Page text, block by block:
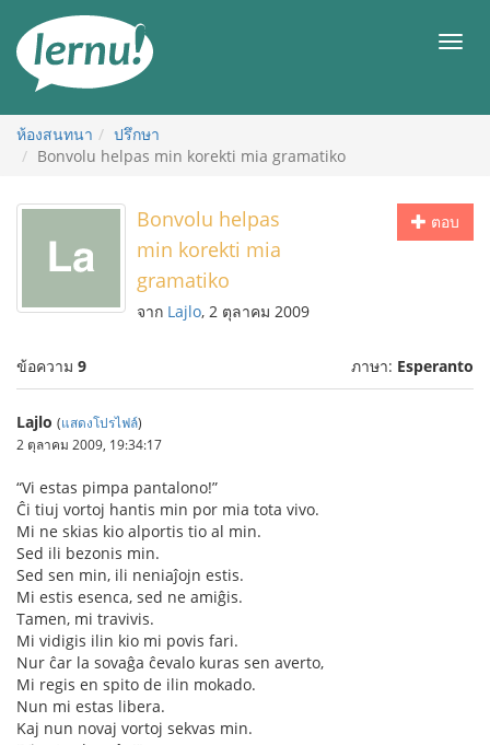
สารบัญ
เมนู
ห้องสนทนา
ปรึกษา
Bonvolu helpas min korekti mia gramatiko
ตอบ
Bonvolu helpas
min korekti mia
gramatiko
จาก Lajlo, 2 ตุลาคม 2009
ข้อความ 9 ภาษา: Esperanto
Lajlo (แสดงโปรไฟล์)
2 ตุลาคม 2009, 19:34:17
“Vi estas pimpa pantalono!”
Ĉi tiuj vortoj hantis min por mia tota vivo.
Mi ne skias kio alportis tio al min.
Sed ili bezonis min.
Sed sen min, ili neniaĵojn estis.
Mi estis esenca, sed ne amiĝis.
Tamen, mi travivis.
Mi vidigis ilin kio mi povis fari.
Nur ĉar la sovaĝa ĉevalo kuras sen averto,
Mi regis en spito de ilin mokado.
Nun mi estas libera.
Kaj nun novaj vortoj sekvas min.